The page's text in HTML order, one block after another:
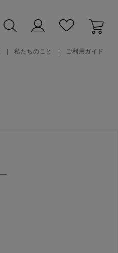
私たちのこと ご利用ガイド